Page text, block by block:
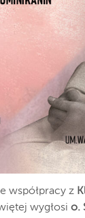
współpracy z
wygłosi o.